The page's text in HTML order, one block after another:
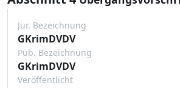
Jur. Bezeichnung
GKrimDVDV
Pub. Bezeichnung
GKrimDVDV
Veröffentlicht